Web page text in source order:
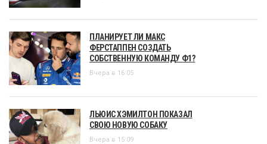
ПЛАНИРУЕТ ЛИ МАКС
ФЕРСТАППЕН СОЗДАТЬ
СОБСТВЕННУЮ КОМАНДУ Ф1?
Вчера в 16:05
ЛЬЮИС ХЭМИЛТОН ПОКАЗАЛ
СВОЮ НОВУЮ СОБАКУ
Вчера в 15:09